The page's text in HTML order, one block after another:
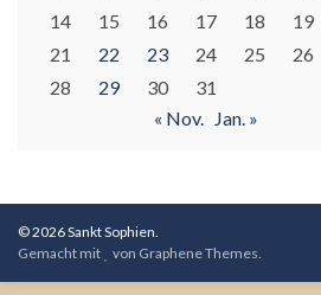
14
15 16 17 18 19
21
22 23 24 25 26
28
29 30
31
« Nov. Jan. »
© 2026 Sankt Sophien.
Gemacht mit
von Graphene Themes